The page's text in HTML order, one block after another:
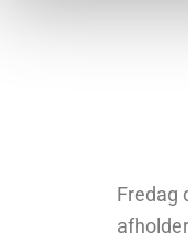
Fredag